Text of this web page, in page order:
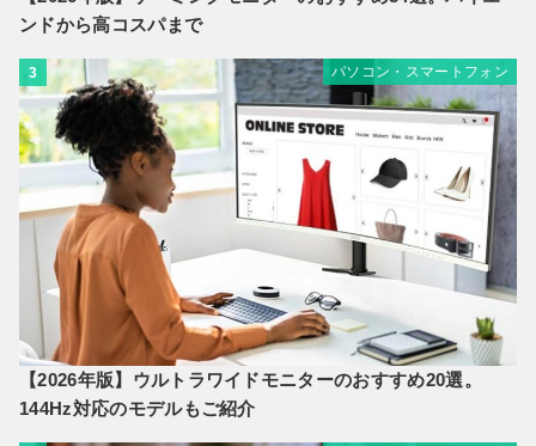
ンドから高コスパまで
3 パソコン・スマートフォン
【2026年版】ウルトラワイドモニターのおすすめ20選。
144Hz対応のモデルもご紹介